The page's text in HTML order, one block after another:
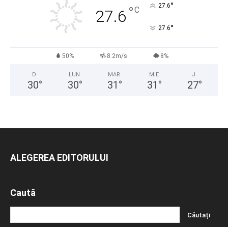
27.6 °C 27.6°
27.6°
50% 8.2m/s 8%
D
30°
LUN
30°
MAR
31 °
MIE
31 °
J
27°
ALEGEREA EDITORULUI
Caută